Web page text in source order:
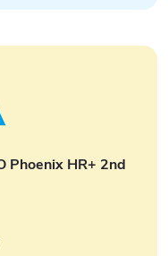
Phoenix HR+ 2nd